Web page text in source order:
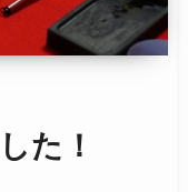
た！